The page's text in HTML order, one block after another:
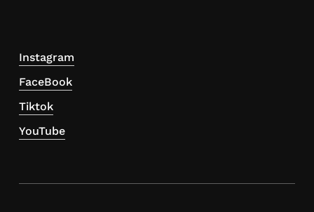
Instagram
FaceBook
Tiktok
YouTube